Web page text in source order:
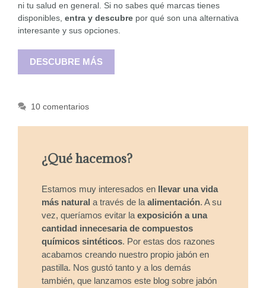
ni tu salud en general. Si no sabes qué marcas tienes
disponibles, entra y descubre por qué son una alternativa
interesante y sus opciones.
DESCUBRE MÁS
10 comentarios
¿Qué hacemos?
Estamos muy interesados en llevar una vida
más natural a través de la alimentación. A su
vez, queríamos evitar la exposición a una
cantidad innecesaria de compuestos
químicos sintéticos. Por estas dos razones
acabamos creando nuestro propio jabón en
pastilla. Nos gustó tanto y a los demás
también, que lanzamos este blog sobre jabón